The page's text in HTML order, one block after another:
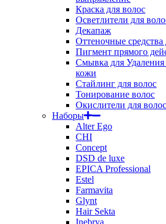
Краска для волос
Осветлители для
Декапаж
Оттеночные средства
Пигмент прямого
Смывка для
кожи
Стайлинг для волос
Тонирование волос
Окислители для волос
Наборы
Alter Ego
CHI
Concept
DSD de luxe
EPICA Professional
Estel
Farmavita
Glynt
Hair Sekta
Inebrya